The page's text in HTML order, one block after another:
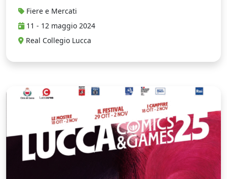
Fiere e Mercati
11 - 12 maggio 2024
Real Collegio Lucca